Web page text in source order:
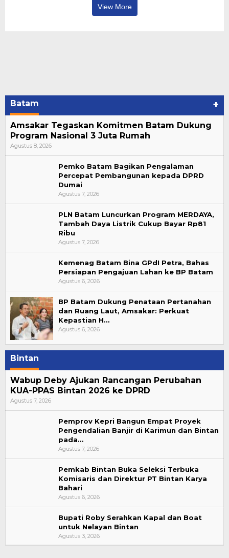
View More
Batam +
Amsakar Tegaskan Komitmen Batam Dukung
Program Nasional 3 Juta Rumah
Agustus 8, 2026
Pemko Batam Bagikan Pengalaman
Percepat Pembangunan kepada DPRD
Dumai
Agustus 7, 2026
PLN Batam Luncurkan Program MERDAYA,
Tambah Daya Listrik Cukup Bayar Rp81
Ribu
Agustus 7, 2026
Kemenag Batam Bina GPdI Petra, Bahas
Persiapan Pengajuan Lahan ke BP Batam
Agustus 6, 2026
BP Batam Dukung Penataan Pertanahan
dan Ruang Laut, Amsakar: Perkuat
Kepastian H…
Agustus 6, 2026
Bintan
Wabup Deby Ajukan Rancangan Perubahan
KUA-PPAS Bintan 2026 ke DPRD
Agustus 7, 2026
Pemprov Kepri Bangun Empat Proyek
Pengendalian Banjir di Karimun dan Bintan
pada…
Agustus 7, 2026
Pemkab Bintan Buka Seleksi Terbuka
Komisaris dan Direktur PT Bintan Karya
Bahari
Agustus 6, 2026
Bupati Roby Serahkan Kapal dan Boat
untuk Nelayan Bintan
Agustus 3, 2026